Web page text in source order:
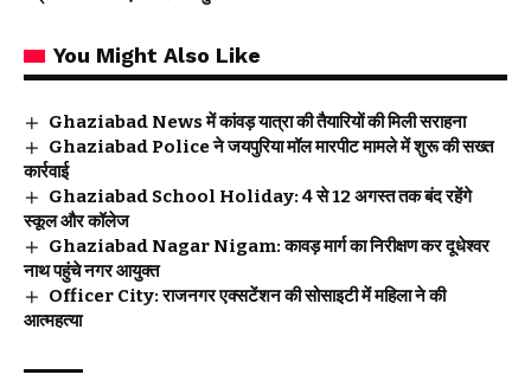
You Might Also Like
Ghaziabad News में कांवड़ यात्रा की तैयारियों की मिली सराहना
Ghaziabad Police ने जयपुरिया मॉल मारपीट मामले में शुरू की सख्त
कार्रवाई
Ghaziabad School Holiday: 4 से 12 अगस्त तक बंद रहेंगे
स्कूल और कॉलेज
Ghaziabad Nagar Nigam: कावड़ मार्ग का निरीक्षण कर दूधेश्वर
नाथ पहुंचे नगर आयुक्त
Officer City: राजनगर एक्सटेंशन की सोसाइटी में महिला ने की
आत्महत्या